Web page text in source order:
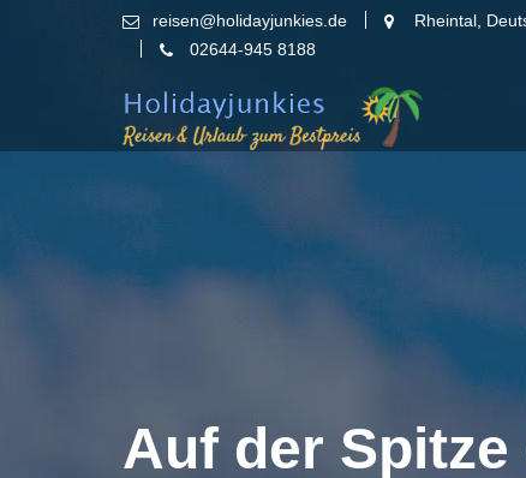
reisen@holidayjunkies.de
Rheintal,
02644-945 8188
Auf der Spitze